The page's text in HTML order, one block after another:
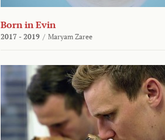
Born in Evin
2017 - 2019 / Maryam Zaree